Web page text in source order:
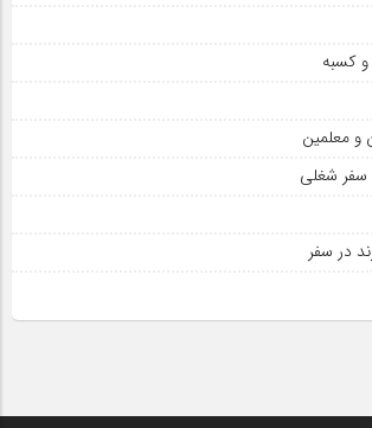
و کسبه
و معلمین
سفر شغلی
در سفر